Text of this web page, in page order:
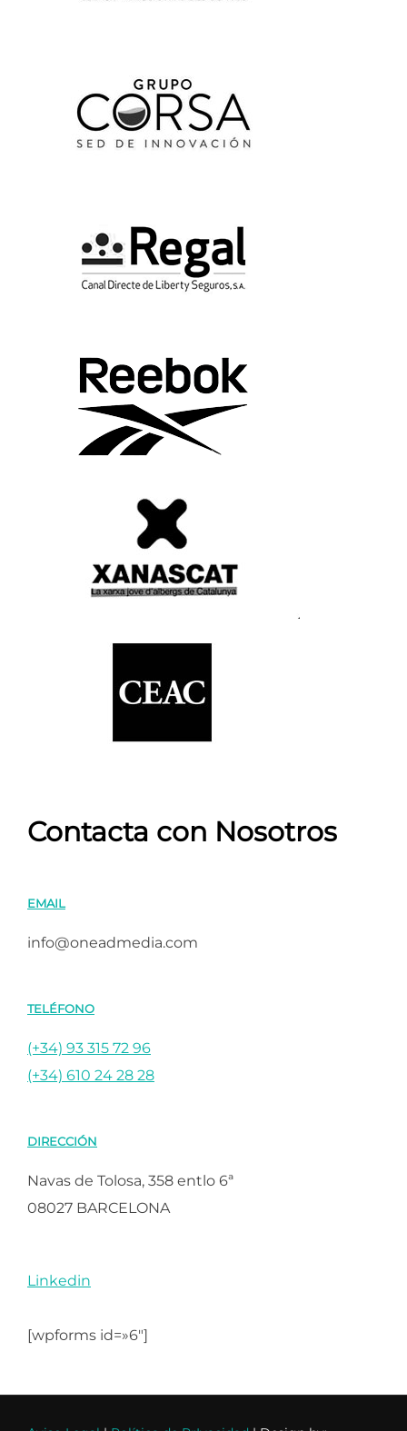
Contacta con Nosotros
EMAIL
info@oneadmedia.com
TELÉFONO
(+34) 93 315 72 96
(+34) 610 24 28 28
DIRECCIÓN
Navas de Tolosa, 358 entlo 6ª
08027 BARCELONA
Linkedin
[wpforms id=»6″]